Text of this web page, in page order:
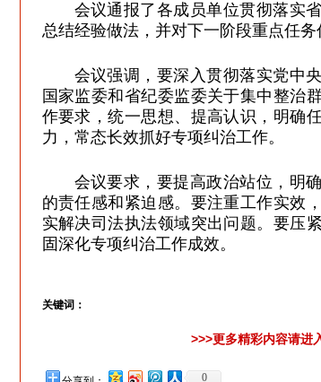
会议通报了各成员单位贯彻落实
总结经验做法，并对下一阶段重点任务
会议强调， 要深入贯彻落实党中
国家监委和省纪委监委关于集中整治
作要求，统一思想、提高认识，明确
力，常态长效抓好专项纠治工作。
会议要求， 要提高政治站位，明
的责任感和紧迫感。要注重工作实效
实解决司法执法领域突出问题。要压
固深化专项纠治工作成效。
关键词：
>>>更多精彩内容请进
0